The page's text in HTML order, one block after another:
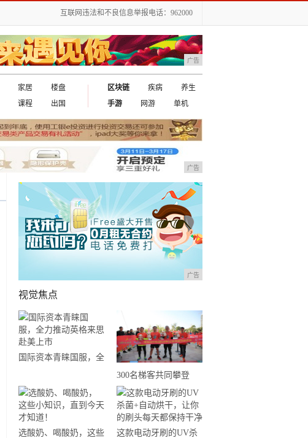
互联网违法和不良信息举报电话：962000
广告
家居
楼盘
课程 出国
区块链 疾病
养生
手游
网游 单机
广告
广告
视觉焦点
国际资本青睐国服，全
市
300名梯客共同攀登
2019国际垂直马拉松超
级精英赛顺德海骏达中
心站欢乐开跑
选酸奶、喝酸奶，这些
这款电动牙刷的UV杀